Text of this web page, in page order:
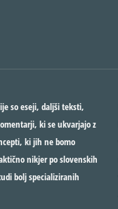
so eseji, daljši teksti,
ki se ukvarjajo z
ki jih ne bomo
nikjer po slovenskih
bolj specializiranih